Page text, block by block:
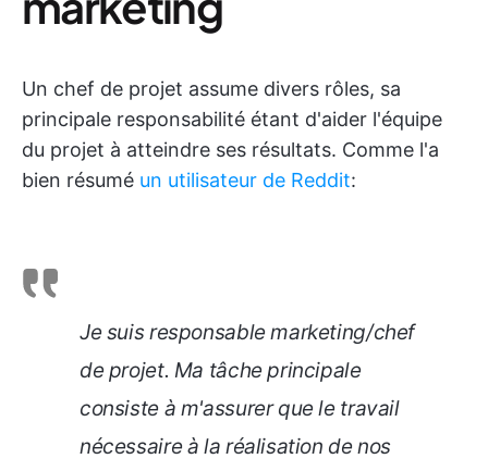
Un chef de projet assume divers rôles, sa
principale responsabilité étant d'aider l'équipe
du projet à atteindre ses résultats. Comme l'a
bien résumé un utilisateur de Reddit:
Je suis responsable marketing/chef
de projet. Ma tâche principale
consiste à m'assurer que le travail
nécessaire à la réalisation de nos